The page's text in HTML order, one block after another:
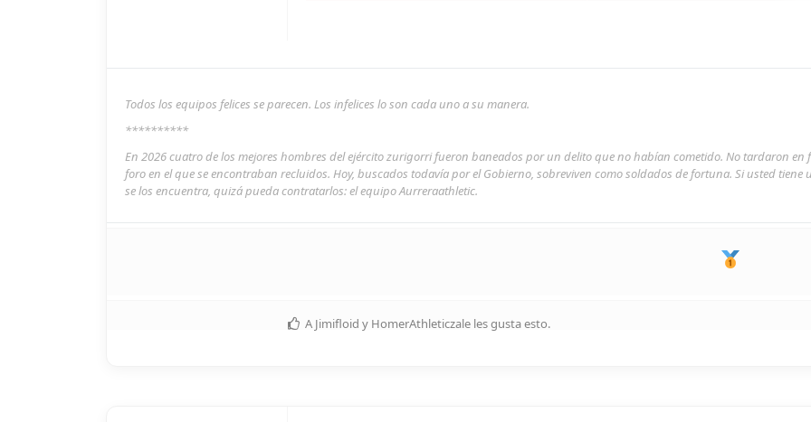
Todos los equipos felices se parecen. Los infelices lo son cada uno a su manera.
**********
En 2026 cuatro de los mejores hombres del ejército zurigorri fueron baneados por un delito que no habían cometido. No tardaron en
foro en el que se encontraban recluidos. Hoy, buscados todavía por el Gobierno, sobreviven como soldados de fortuna. Si usted tiene
se los encuentra, quizá pueda contratarlos: el equipo Aurreraathletic.
A Jimifloid y HomerAthleticzale les gusta esto.